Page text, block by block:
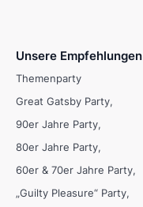
Unsere Empfehlungen
Themenparty
Great Gatsby Party
90er Jahre Party
80er Jahre Party
60er & 70er Jahre Party
„Guilty Pleasure“ Party